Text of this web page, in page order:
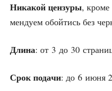
Ника­кой цен­зу­ры, кро­ме
мен­ду­ем обой­тись без
Дли­на: от 3 до 30
Срок пода­чи: до 6 июня